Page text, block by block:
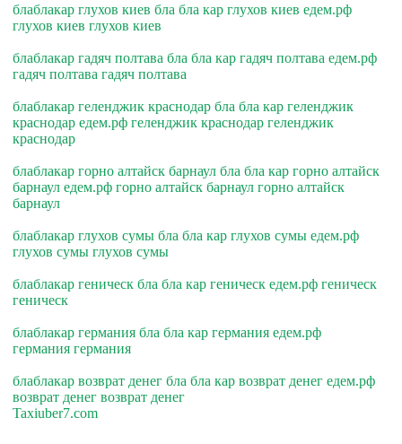
блаблакар глухов киев бла бла кар глухов киев едем.рф
глухов киев глухов киев
блаблакар гадяч полтава бла бла кар гадяч полтава едем.рф
гадяч полтава гадяч полтава
блаблакар геленджик краснодар бла бла кар геленджик
краснодар едем.рф геленджик краснодар геленджик
краснодар
блаблакар горно алтайск барнаул бла бла кар горно алтайск
барнаул едем.рф горно алтайск барнаул горно алтайск
барнаул
блаблакар глухов сумы бла бла кар глухов сумы едем.рф
глухов сумы глухов сумы
блаблакар геническ бла бла кар геническ едем.рф геническ
геническ
блаблакар германия бла бла кар германия едем.рф
германия германия
блаблакар возврат денег бла бла кар возврат денег едем.рф
возврат денег возврат денег
Taxiuber7.com